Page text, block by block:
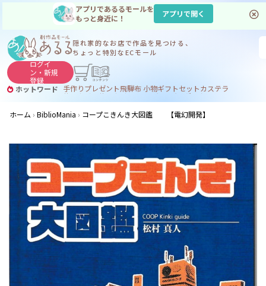
アプリであるるモールを
もっと身近に！
アプリで開く
隠れ家的なお店で作品を見つける、
ちょっと特別なECモール
ログイ
ン・新規
登録
ホットワード 手作りプレゼント飛騨布 小物ギフトセットカステラ
サヌカイト コーヒー
ジンギスカン
ホーム
BiblioMania コープこきんき大図鑑 【電幻開発】